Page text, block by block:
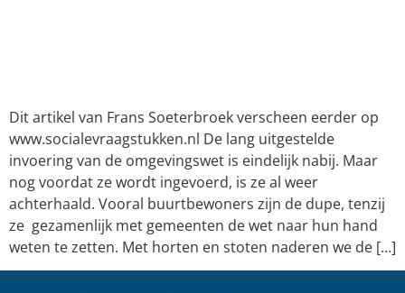
Dit artikel van Frans Soeterbroek verscheen eerder op
www.socialevraagstukken.nl De lang uitgestelde
invoering van de omgevingswet is eindelijk nabij. Maar
nog voordat ze wordt ingevoerd, is ze al weer
achterhaald. Vooral buurtbewoners zijn de dupe, tenzij
ze gezamenlijk met gemeenten de wet naar hun hand
weten te zetten. Met horten en stoten naderen we de […]